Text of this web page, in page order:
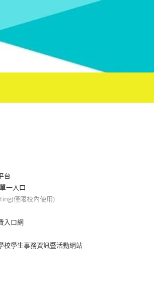
台
一入口
僅限校內使用)
入口網
校學生事務資訊暨活動網站